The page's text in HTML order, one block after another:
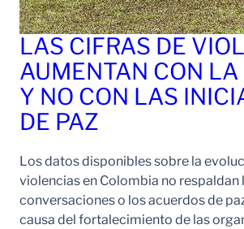
LAS CIFRAS DE
AUMENTAN CON LA
Y NO CON LAS
DE PAZ
Los datos disponibles sobre la
violencias en Colombia no respaldan
conversaciones o los acuerdos de
causa del fortalecimiento de las